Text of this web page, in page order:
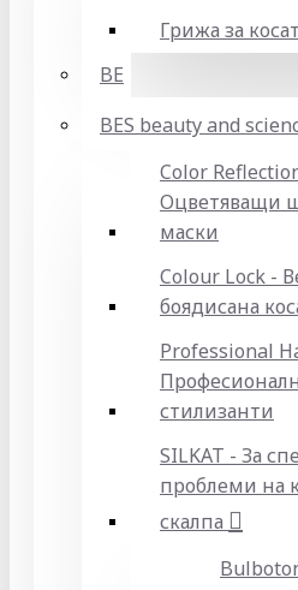
Грижа за
BE
BES beauty and
Color
Оцветяващи
маски
Colour Lock -
боядисана
Professional
стилизанти
SILKAT - За
проблеми на
скалпа